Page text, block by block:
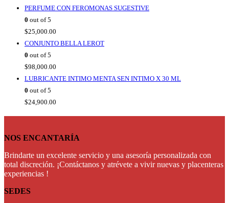
PERFUME CON FEROMONAS SUGESTIVE
0 out of 5
$25,000.00
CONJUNTO BELLA LEROT
0 out of 5
$98,000.00
LUBRICANTE INTIMO MENTA SEN INTIMO X 30 ML
0 out of 5
$24,900.00
NOS ENCANTARÍA
Brindarte un excelente servicio y una asesoría personalizada con
total discreción. ¡Contáctanos y atrévete a vivir nuevas y placenteras
experiencias !
SEDES